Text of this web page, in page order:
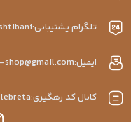
تلگرام پشتیبانی:lebreta_poshtibani
ایمیل:info@lebreta-shop@gmail.com
کانال کد رهگیری:marsoole_lebreta